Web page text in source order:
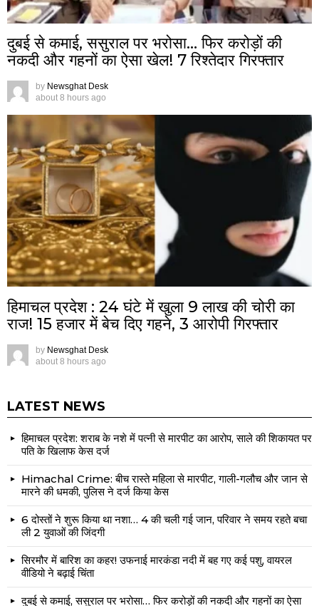
दुबई से कमाई, ससुराल पर भरोसा… फिर करोड़ों की
नकदी और गहनों का ऐसा खेल! 7 रिश्तेदार गिरफ्तार
by Newsghat Desk
about 8 hours ago
हिमाचल प्रदेश : 24 घंटे में खुला 9 लाख की चोरी का
राज! 15 हजार में बेच दिए गहने, 3 आरोपी गिरफ्तार
by Newsghat Desk
about 8 hours ago
LATEST NEWS
हिमाचल प्रदेश: शराब के नशे में पत्नी से मारपीट का आरोप, साले की शिकायत पर
पति के खिलाफ केस दर्ज
Himachal Crime: बीच रास्ते महिला से मारपीट, गाली-गलौच और जान से
मारने की धमकी, पुलिस ने दर्ज किया केस
6 दोस्तों ने शुरू किया था नशा… 4 की चली गई जान, परिवार ने समय रहते बचा
ली 2 युवाओं की जिंदगी
सिरमौर में बारिश का कहर! उफनाई मारकंडा नदी में बह गए कई पशु, वायरल
वीडियो ने बढ़ाई चिंता
दुबई से कमाई, ससुराल पर भरोसा… फिर करोड़ों की नकदी और गहनों का ऐसा